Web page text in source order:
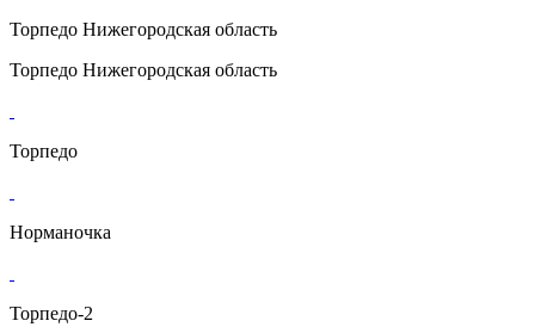
Торпедо Нижегородская область
Торпедо Нижегородская область
Торпедо
Норманочка
Торпедо-2